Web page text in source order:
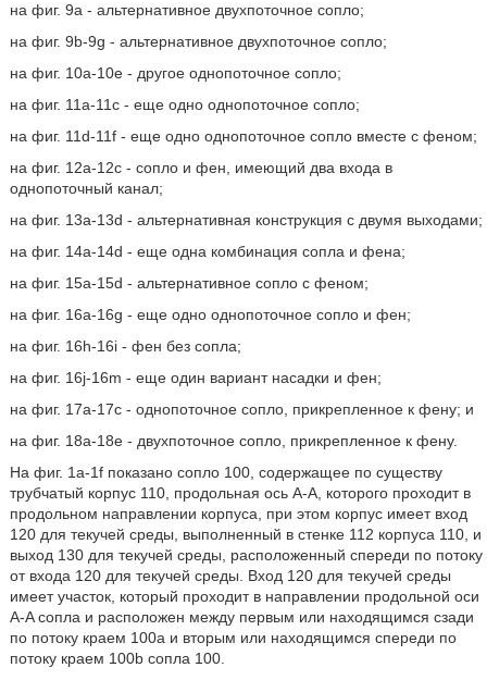
на фиг. 9а - альтернативное двухпоточное сопло;
на фиг. 9b-9g - альтернативное двухпоточное сопло;
на фиг. 10а-10е - другое однопоточное сопло;
на фиг. 11a-11с - еще одно однопоточное сопло;
на фиг. 11d-11f - еще одно однопоточное сопло вместе с феном;
на фиг. 12а-12с - сопло и фен, имеющий два входа в
однопоточный канал;
на фиг. 13а-13d - альтернативная конструкция с двумя выходами;
на фиг. 14а-14d - еще одна комбинация сопла и фена;
на фиг. 15а-15d - альтернативное сопло с феном;
на фиг. 16а-16g - еще одно однопоточное сопло и фен;
на фиг. 16h-16i - фен без сопла;
на фиг. 16j-16m - еще один вариант насадки и фен;
на фиг. 17а-17с - однопоточное сопло, прикрепленное к фену; и
на фиг. 18а-18е - двухпоточное сопло, прикрепленное к фену.
На фиг. 1a-1f показано сопло 100, содержащее по существу
трубчатый корпус 110, продольная ось Α-A, которого проходит в
продольном направлении корпуса, при этом корпус имеет вход
120 для текучей среды, выполненный в стенке 112 корпуса 110, и
выход 130 для текучей среды, расположенный спереди по потоку
от входа 120 для текучей среды. Вход 120 для текучей среды
имеет участок, который проходит в направлении продольной оси
Α-A сопла и расположен между первым или находящимся сзади
по потоку краем 100а и вторым или находящимся спереди по
потоку краем 100b сопла 100.